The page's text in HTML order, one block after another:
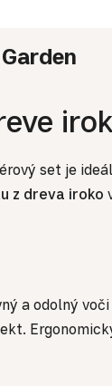
set je
z dreva iroko
a odolný